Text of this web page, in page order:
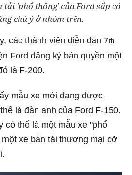
tải 'phổ thông' của Ford sắp có
chú ý ở nhóm trên.
các thành viên diễn đàn 7th
Ford đăng ký bản quyền một
là F-200.
mẫu xe mới đang được
là đàn anh của Ford F-150.
có thể là một mẫu xe "phổ
xe bán tải thương mại cỡ